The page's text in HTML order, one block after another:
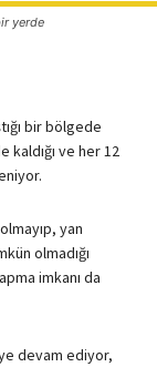
yerde
bir bölgede
ve her 12
yan
olmadığı
imkanı da
devam ediyor,